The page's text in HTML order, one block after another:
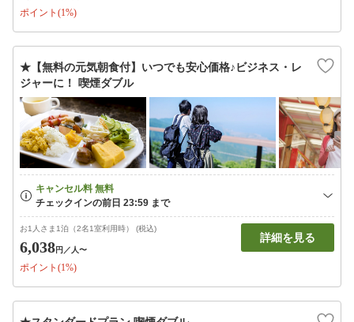
ポイント(1%)
★【無料の元気朝食付】いつでも安心価格♪ビジネス・レ
ジャーに！ 喫煙ダブル
お1人さま1泊（2名1室利用時） (税込)
6,038円 ／人〜
ポイント(1%)
詳細を見る